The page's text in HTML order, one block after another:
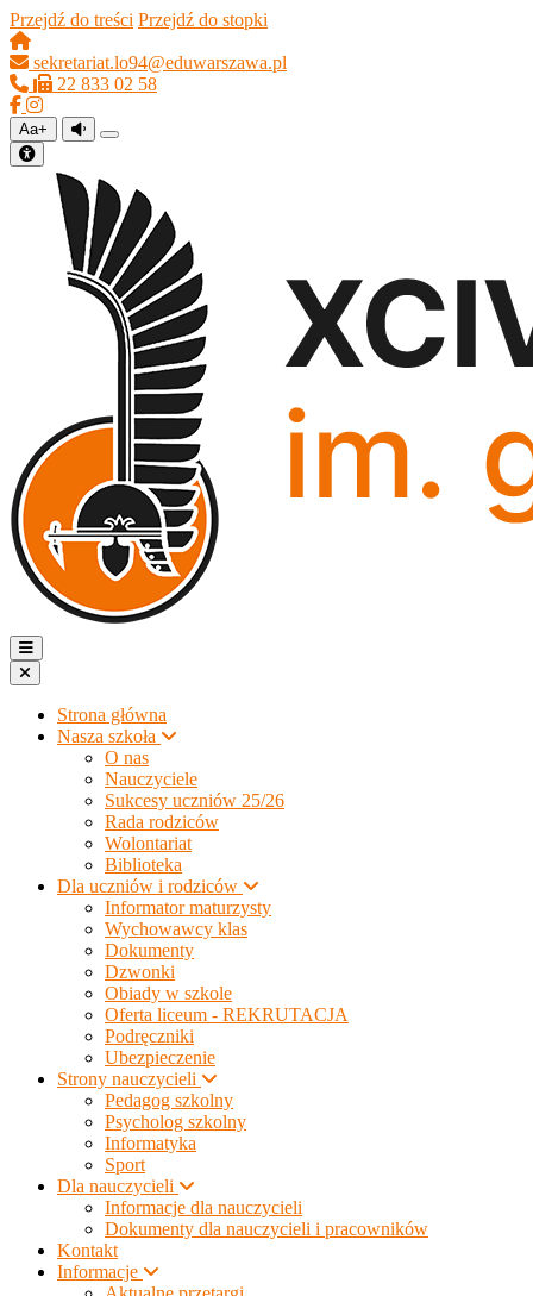
Przejdź do treści Przejdź do stopki
sekretariat.lo94@eduwarszawa.pl
22 833 02 58
Aa+
Strona główna
Nasza szkoła
O nas
Nauczyciele
Sukcesy uczniów 25/26
Rada rodziców
Wolontariat
Biblioteka
Dla uczniów i rodziców
Informator maturzysty
Wychowawcy klas
Dokumenty
Dzwonki
Obiady w szkole
Oferta liceum - REKRUTACJA
Podręczniki
Ubezpieczenie
Strony nauczycieli
Pedagog szkolny
Psycholog szkolny
Informatyka
Sport
Dla nauczycieli
Informacje dla nauczycieli
Dokumenty dla nauczycieli i pracowników
Kontakt
Informacje